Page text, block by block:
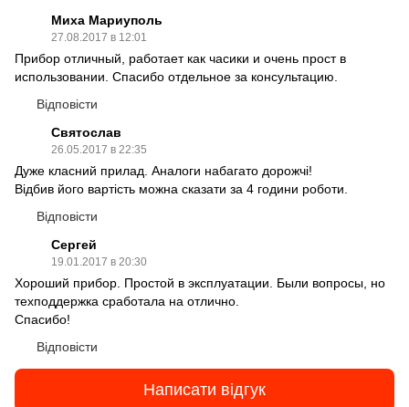
Миха Мариуполь
27.08.2017 в 12:01
Прибор отличный, работает как часики и очень прост в
использовании. Спасибо отдельное за консультацию.
Відповісти
Святослав
26.05.2017 в 22:35
Дуже класний прилад. Аналоги набагато дорожчі!
Відбив його вартість можна сказати за 4 години роботи.
Відповісти
Сергей
19.01.2017 в 20:30
Хороший прибор. Простой в эксплуатации. Были вопросы, но
техподдержка сработала на отлично.
Спасибо!
Відповісти
Написати відгук